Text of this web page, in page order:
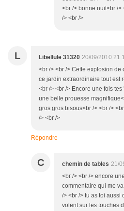
<br /> bonne nuit<br />
/> <br />
L Libellule 31320 20/09/2010
<br /> <br /> Cette explosion
ce jardin extraordinaire tout est
<br /> <br /> Encore une fois
une belle prouesse
gros gros bisous<br /> <br />
/> <br />
Répondre
C chemin de tables 21/
<br /> <br /> encore
commentaire qui me
/> <br /> tu as toi aussi
volent sur les touches